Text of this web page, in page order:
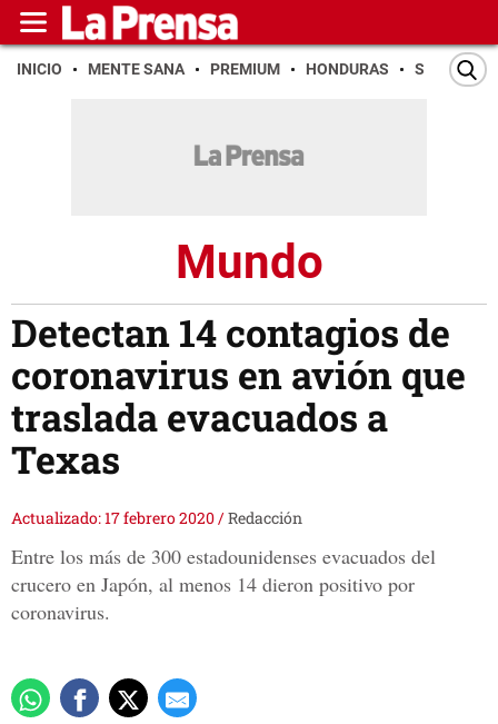
INICIO MENTE SANA PREMIUM HONDURAS SAN PEDRO
Mundo
Detectan 14 contagios de
coronavirus en avión que
traslada evacuados a
Texas
Actualizado: 17 febrero 2020/Redacción
Entre los más de 300 estadounidenses evacuados del
crucero en Japón, al menos 14 dieron positivo por
coronavirus.